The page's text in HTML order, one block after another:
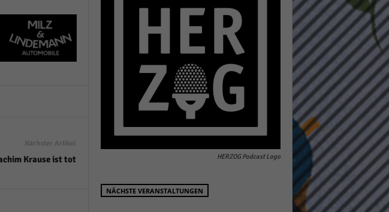
Nächster Artikel
Krause ist tot HERZOG Podcast Logo
NÄCHSTE VERANSTALTUNGEN
Externe Medien
werden standardmäßig blockiert.
bedarf der Zugriff auf diese Inhalte